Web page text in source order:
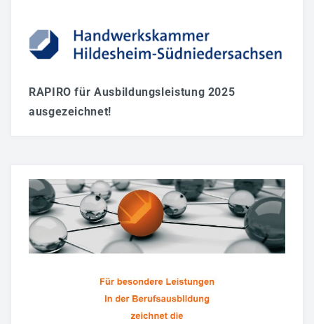
RAPIRO für Ausbildungsleistung 2025
ausgezeichnet!